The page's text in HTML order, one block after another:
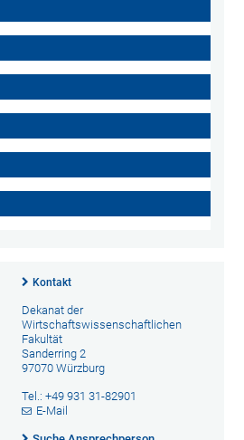
Kontakt
Dekanat der
Wirtschaftswissenschaftlichen
Fakultät
Sanderring 2
97070 Würzburg
Tel.: +49 931 31-82901
E-Mail